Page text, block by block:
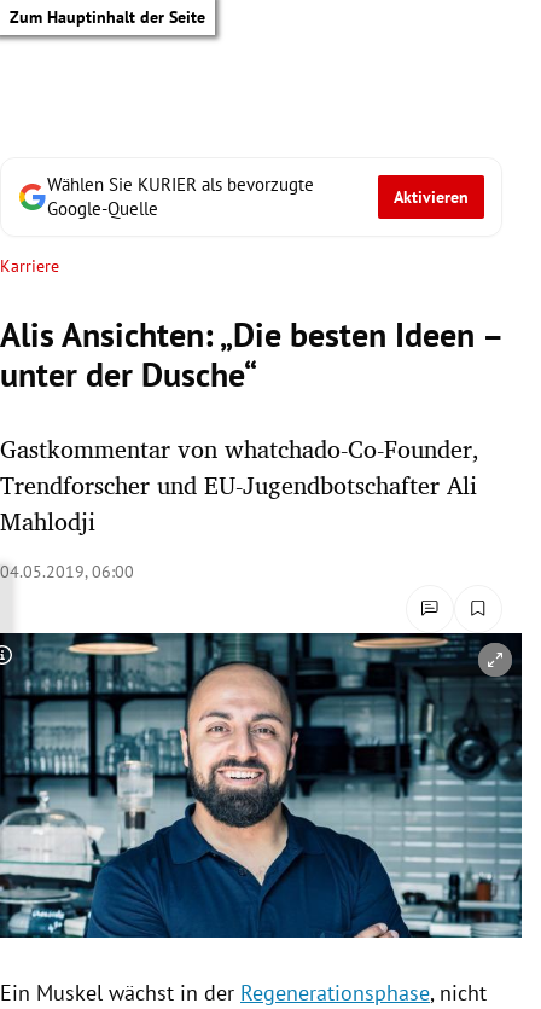
Zum Hauptinhalt der Seite
Untermenü
Untermenü
Untermenü
Untermenü
Untermenü
Untermenü
Untermenü
Wählen Sie KURIER als bevorzugte
Google-Quelle
Aktivieren
Karriere
Alis Ansichten: „Die besten Ideen –
unter der Dusche“
Gastkommentar von whatchado-Co-Founder,
Trendforscher und EU-Jugendbotschafter Ali
Mahlodji
04.05.2019, 06:00
Copyright-Hinweis öffnen/schließen
Ein Muskel wächst in der Regenerationsphase, nicht